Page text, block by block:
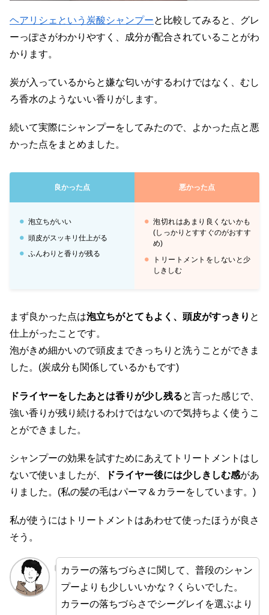
ヘアリシェという炭酸シャンプーと比較してみると、グレ
ーっぽさがわかりやすく、成分が配合されていることがわ
かります。
炭が入っているからと嫌な匂いがするわけではなく、むし
ろ香水のようないい香りがします。
続いて実際にシャンプーをしてみたので、よかった点と悪
かった点をまとめました。
良かった点 悪かった点
泡立ちがいい
頭皮がスッキリ仕上がる
ふんわりと香りが残る
泡切れはあまり良くないかも
(しっかりとすすぐのがおすす
め)
トリートメントをしないと少
しきしむ
まず良かった点は泡立ちがとてもよく、頭皮がすっきり と
仕上がったことです。
泡がきめ細かいので頭皮まできっちりと洗うことができま
した。(炭成分も関係しているかもです)
ドライヤーをしたあとは香りが少し残ると言った感じで、
強い香りが残り続けるわけではないので気持ちよく使うこ
とができました。
シャンプーの効果を試すためにあえてトリートメントはし
ないで使いましたが、
ドライヤー後には少しきしむ感があ
りました。(私の髪の毛はパーマ＆カラーをしています。)
私が使うにはトリートメントはあわせて使ったほうが良さ
そう。
カラーの落ちづらさに関して、普段のシャン
プーよりも少しいいかな？くらいでした。
カラーの落ちづらさでシーグレイを選ぶより